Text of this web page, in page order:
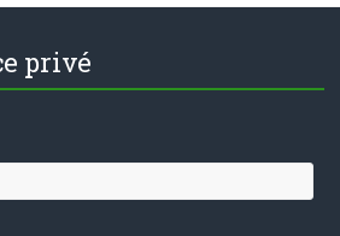
privé